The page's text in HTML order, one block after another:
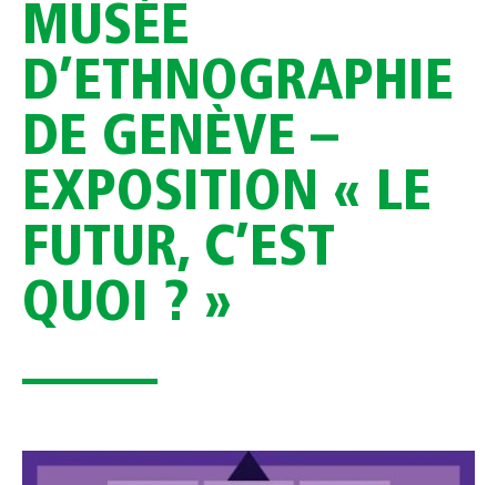
MUSÉE
D’ETHNOGRAPHIE
DE GENÈVE –
EXPOSITION « LE
FUTUR, C’EST
QUOI ? »